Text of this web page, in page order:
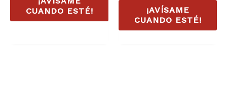
CUANDO ESTÉ!
¡AVÍSAME
CUANDO ESTÉ!